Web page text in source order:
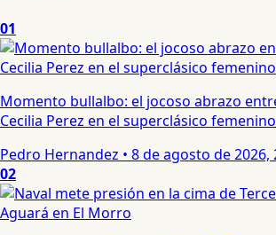
01
Momento bullalbo: el jocoso abrazo
Cecilia Perez en el superclásico femenino
Pedro Hernandez • 8 de agosto de 2026,
02